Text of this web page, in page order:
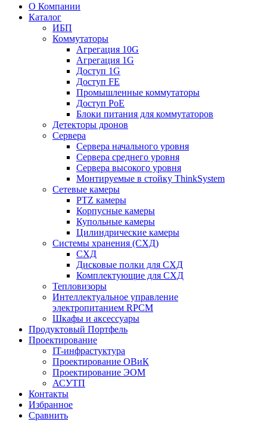
О Компании
Каталог
ИБП
Коммутаторы
Агрегация 10G
Агрегация 1G
Доступ 1G
Доступ FE
Промышленные коммутаторы
Доступ PoE
Блоки питания для коммутаторов
Детекторы дронов
Сервера
Сервера начального уровня
Сервера среднего уровня
Сервера высокого уровня
Монтируемые в стойку ThinkSystem
Сетевые камеры
PTZ камеры
Корпусные камеры
Купольные камеры
Цилиндрические камеры
Системы хранения (СХД)
СХД
Дисковые полки для СХД
Комплектующие для СХД
Тепловизоры
Интеллектуальное управление
электропитанием RPCM
Шкафы и аксессуары
Продуктовый Портфель
Проектирование
IT-инфрастуктура
Проектирование ОВиК
Проектирование ЭОМ
АСУТП
Контакты
Избранное
Сравнить